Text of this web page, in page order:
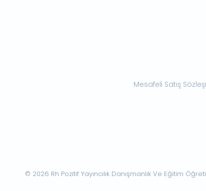
Mesafeli Satış
© 2026 Rh Pozitif Yayıncılık Danışmanlık Ve Eğitim